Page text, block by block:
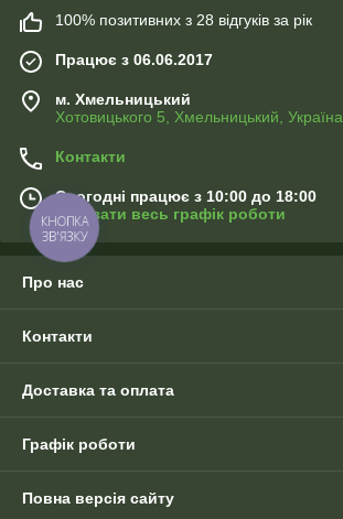
100% позитивних з 28 відгуків за рік
Працює з 06.06.2017
м. Хмельницький
Хотовицького 5, Хмельницький, Україна
Контакти
Сьогодні працює з 10:00 до 18:00
Показати весь графік роботи
Про нас
Контакти
Доставка та оплата
Графік роботи
Повна версія сайту
КНОПКА
ЗВ'ЯЗКУ